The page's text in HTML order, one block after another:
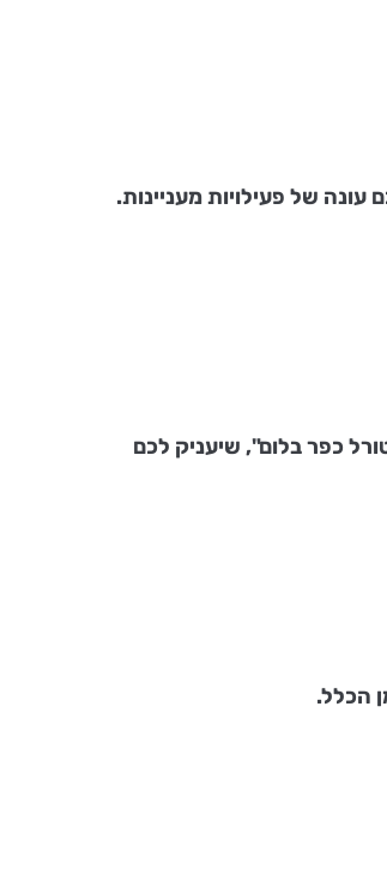
עונה של פעילויות מעניינות.
כפר בלום", שיעניק לכם
הכלל.